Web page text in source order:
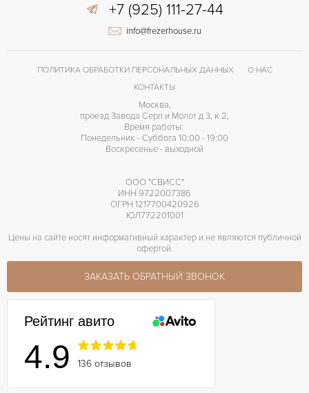
Индикатор резерва хода, Малый секундный циферблат
+7 (925) 111-27-44
info@frezerhouse.ru
ПОЛИТИКА ОБРАБОТКИ ПЕРСОНАЛЬНЫХ ДАННЫХ
О НАС
КОНТАКТЫ
Москва,
проезд Завода Серп и Молот д 3, к 2,
Время работы:
Понедельник - Суббота 10:00 - 19:00
Воскресенье - выходной
ООО "СВИСС"
ИНН 9722007386
ОГРН 1217700420926
ЮЛ772201001
Цены на сайте носят информативный характер и не являются публичной
офертой.
ЗАКАЗАТЬ ОБРАТНЫЙ ЗВОНОК
Рейтинг авито
4.9 136 отзывов